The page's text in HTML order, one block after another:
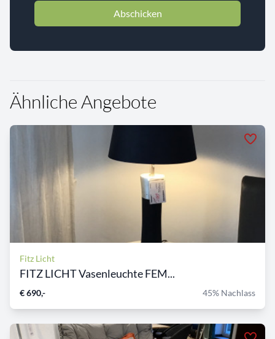
Abschicken
Ähnliche Angebote
Fitz Licht
FITZ LICHT Vasenleuchte FEM...
€ 690,- 45% Nachlass